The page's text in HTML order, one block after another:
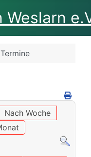
Termine
Nach Woche